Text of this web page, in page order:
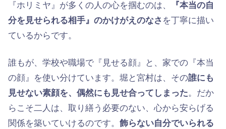
『ホリミヤ』が多くの人の心を掴むのは、
『本当の自
分を見せられる相手』のかけがえのなさ を丁寧に描い
ているからです。
誰もが、学校や職場で『見せる顔』と、家での『本当
の顔』を使い分けています。堀と宮村は、その誰にも
見せない素顔を、偶然にも見せ合ってしまった。だか
らこそ二人は、取り繕う必要のない、心から安らげる
関係を築いていけるのです。 飾らない自分でいられる